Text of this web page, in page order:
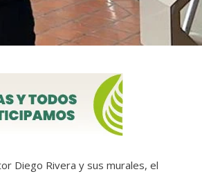
Diego Rivera y sus murales, el